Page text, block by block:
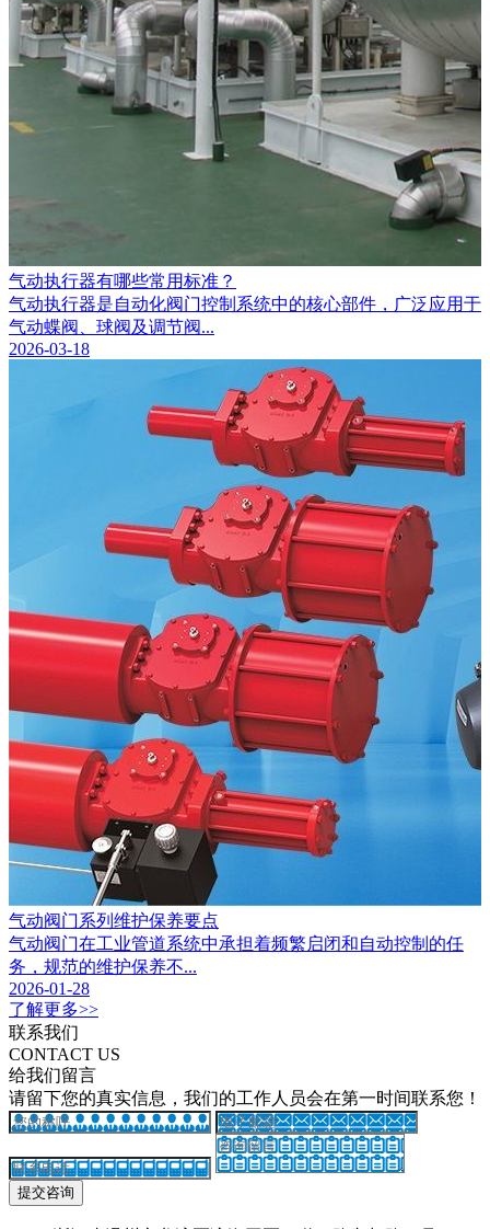
气动执行器有哪些常用标准？
气动执行器是自动化阀门控制系统中的核心部件，广泛应用于
气动蝶阀、球阀及调节阀...
2026-03-18
气动阀门系列维护保养要点
气动阀门在工业管道系统中承担着频繁启闭和自动控制的任
务，规范的维护保养不...
2026-01-28
了解更多>>
联系我们
CONTACT US
给我们留言
请留下您的真实信息，我们的工作人员会在第一时间联系您！